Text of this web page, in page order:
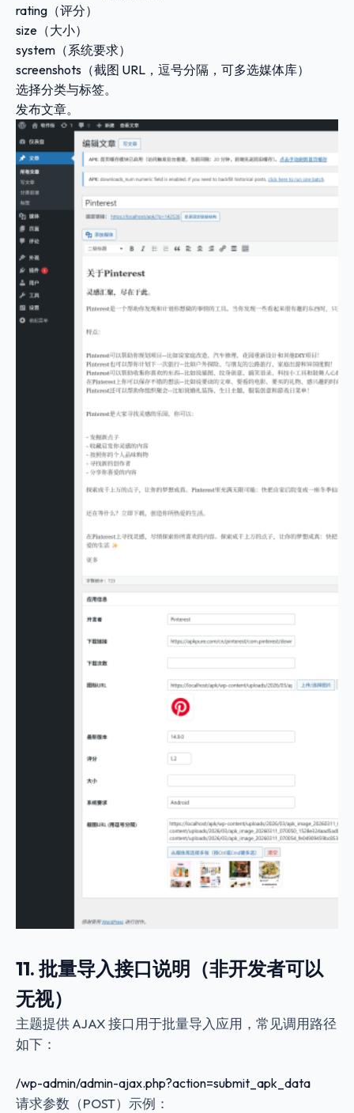
rating （评分）
size （大小）
system （系统要求）
screenshots （截图 URL，逗号分隔，可多选媒体库）
选择分类与标签。
发布文章。
11. 批量导入接口说明（非开发者可以
无视）
主题提供 AJAX 接口用于批量导入应用，常见调用路径
如下：
/wp-admin/admin-ajax.php?action=submit_apk_data
请求参数（POST）示例：